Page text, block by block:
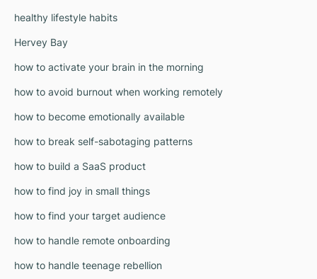
healthy lifestyle habits
Hervey Bay
how to activate your brain in the morning
how to avoid burnout when working remotely
how to become emotionally available
how to break self-sabotaging patterns
how to build a SaaS product
how to find joy in small things
how to find your target audience
how to handle remote onboarding
how to handle teenage rebellion